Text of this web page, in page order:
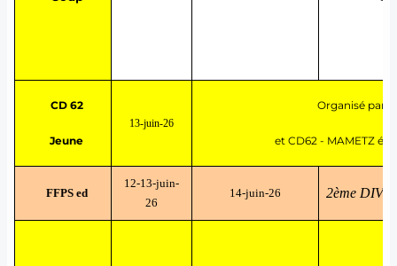
CD 62
Jeune
13-juin-26
Organisé par
et CD62 - MAMETZ
FFPS ed
12-13-juin-
26
14-juin-26 2ème